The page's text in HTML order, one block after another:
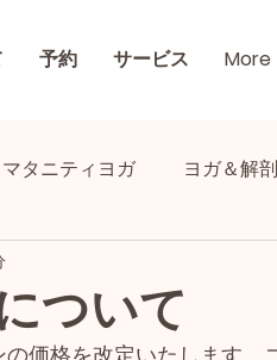
予約 サービス More
マタニティヨガ ヨガ＆解
ついて
価格を改定いたします。